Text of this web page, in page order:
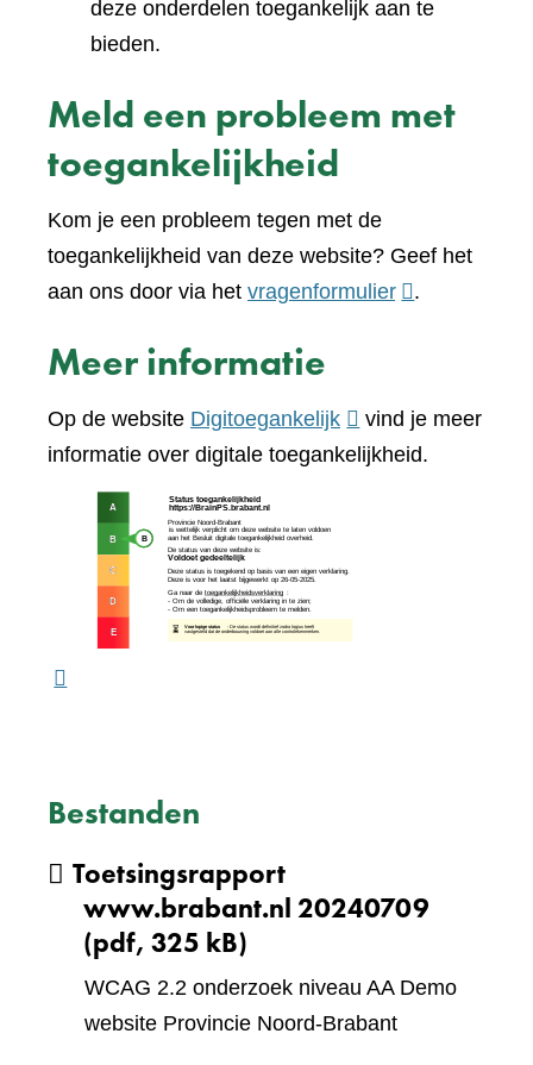
deze onderdelen toegankelijk aan te
bieden.
Meld een probleem met
toegankelijkheid
Kom je een probleem tegen met de
toegankelijkheid van deze website? Geef het
aan ons door via het vragenformulier(verwijst
website)
.
Meer informatie
Op de website Digitoegankelijk(verwijst
naar
vind je meer
informatie over digitale toegankelijkheid.
Bestanden
Toetsingsrapport
www.brabant.nl 20240709
(pdf, 325 kB)
WCAG 2.2 onderzoek niveau AA Demo
website Provincie Noord-Brabant